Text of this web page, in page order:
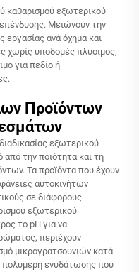
καθαρισμού εξωτερικού
Μειώνουν την
ανά όχημα και
χωρίς υποδομές πλύσιμος,
για πεδίο ή
Προϊόντων
εξωτερικού
από την ποιότητα και τη
Τα προϊόντα που έχουν
αυτοκινήτων
σε διάφορους
εξωτερικού
το pH για να
περιέχουν
μικρογρατσουνιών κατά
πολυμερή ενυδάτωσης που